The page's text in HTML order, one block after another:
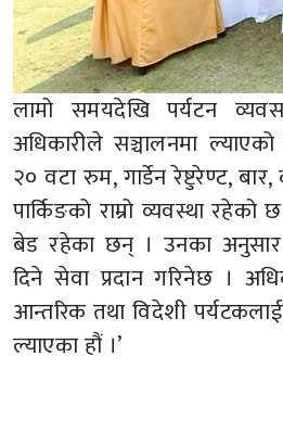
लामो समयदेखि पर्यटन
अधिकारीले सञ्चालनमा ल्याएको
२० वटा रुम, गार्डेन रेष्टुरेण्ट,
पार्किङको राम्रो व्यवस्था
बेड रहेका छन् । उनका अनुसार
दिने सेवा प्रदान गरिनेछ ।
आन्तरिक तथा विदेशी
ल्याएका हौं ।’